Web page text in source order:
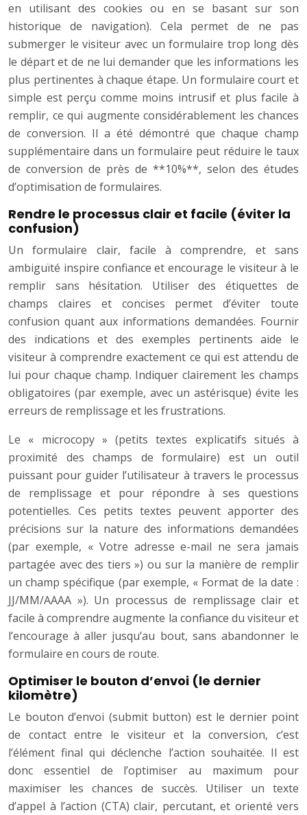
en utilisant des cookies ou en se basant sur son
historique de navigation). Cela permet de ne pas
submerger le visiteur avec un formulaire trop long dès
le départ et de ne lui demander que les informations les
plus pertinentes à chaque étape. Un formulaire court et
simple est perçu comme moins intrusif et plus facile à
remplir, ce qui augmente considérablement les chances
de conversion. Il a été démontré que chaque champ
supplémentaire dans un formulaire peut réduire le taux
de conversion de près de **10%**, selon des études
d’optimisation de formulaires.
Rendre le processus clair et facile (éviter la
confusion)
Un formulaire clair, facile à comprendre, et sans
ambiguïté inspire confiance et encourage le visiteur à le
remplir sans hésitation. Utiliser des étiquettes de
champs claires et concises permet d’éviter toute
confusion quant aux informations demandées. Fournir
des indications et des exemples pertinents aide le
visiteur à comprendre exactement ce qui est attendu de
lui pour chaque champ. Indiquer clairement les champs
obligatoires (par exemple, avec un astérisque) évite les
erreurs de remplissage et les frustrations.
Le « microcopy » (petits textes explicatifs situés à
proximité des champs de formulaire) est un outil
puissant pour guider l’utilisateur à travers le processus
de remplissage et pour répondre à ses questions
potentielles. Ces petits textes peuvent apporter des
précisions sur la nature des informations demandées
(par exemple, « Votre adresse e-mail ne sera jamais
partagée avec des tiers ») ou sur la manière de remplir
un champ spécifique (par exemple, « Format de la date :
JJ/MM/AAAA »). Un processus de remplissage clair et
facile à comprendre augmente la confiance du visiteur et
l’encourage à aller jusqu’au bout, sans abandonner le
formulaire en cours de route.
Optimiser le bouton d’envoi (le dernier
kilomètre)
Le bouton d’envoi (submit button) est le dernier point
de contact entre le visiteur et la conversion, c’est
l’élément final qui déclenche l’action souhaitée. Il est
donc essentiel de l’optimiser au maximum pour
maximiser les chances de succès. Utiliser un texte
d’appel à l’action (CTA) clair, percutant, et orienté vers